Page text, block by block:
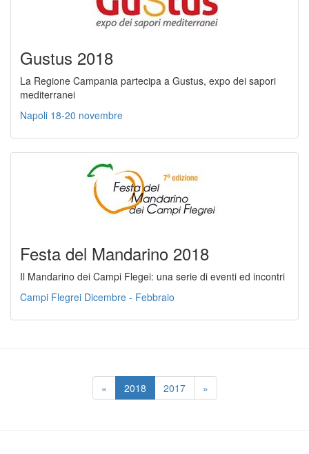
Gustus 2018
La Regione Campania partecipa a Gustus, expo dei sapori
mediterranei
Napoli 18-20 novembre
Festa del Mandarino 2018
Il Mandarino dei Campi Flegei: una serie di eventi ed incontri
Campi Flegrei Dicembre - Febbraio
« 2018 2017 »